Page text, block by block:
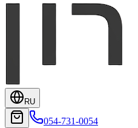
RU
054-731-0054